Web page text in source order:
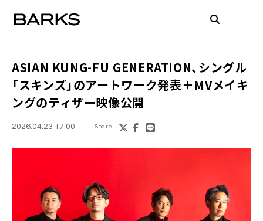
ASIAN KUNG-FU GENERATION、シングル
「スキンズ」のアートワーク発表＋MVメイキ
ングのティザー映像公開
2026.04.23 17:00 Share